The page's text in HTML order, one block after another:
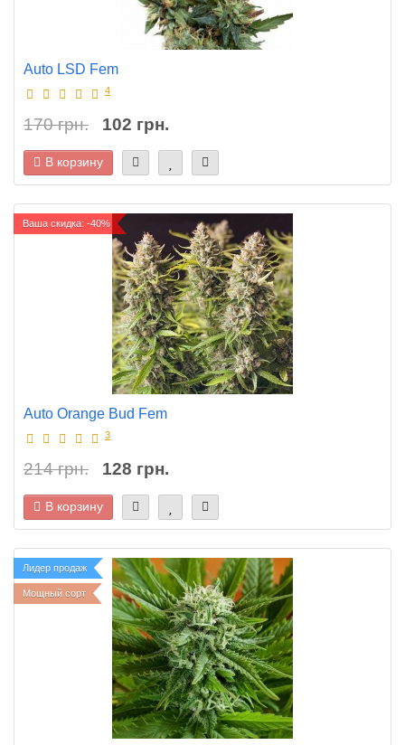
Auto LSD Fem
4
170 грн. 102 грн.
В корзину
Ваша скидка: -40%
Auto Orange Bud Fem
3
214 грн. 128 грн.
В корзину
Лидер продаж
Мощный сорт